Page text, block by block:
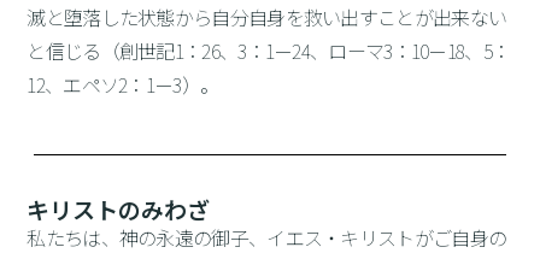
滅と堕落した状態から自分自身を救い出すことが出来ない
と信じる（創世記1：26、3：1－24、ローマ3：10－18、5：
12、エペソ2：1－3）。
キリストのみわざ
私たちは、神の永遠の御子、イエス・キリストがご自身の